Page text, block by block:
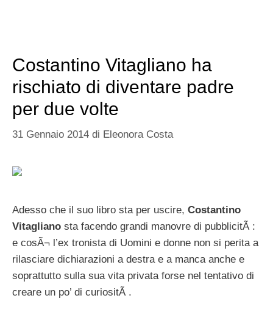
Costantino Vitagliano ha
rischiato di diventare padre
per due volte
31 Gennaio 2014 di Eleonora Costa
Adesso che il suo libro sta per uscire, Costantino
Vitagliano sta facendo grandi manovre di pubblicitÃ :
e cosÃ¬ l’ex tronista di Uomini e donne non si perita a
rilasciare dichiarazioni a destra e a manca anche e
soprattutto sulla sua vita privata forse nel tentativo di
creare un po’ di curiositÃ .